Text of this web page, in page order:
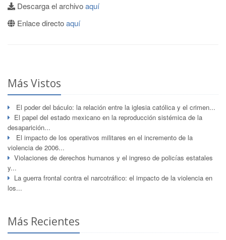
Descarga el archivoaquí
Enlace directoaquí
Más Vistos
El poder del báculo: la relación entre la iglesia católica y el crimen...
El papel del estado mexicano en la reproducción sistémica de la
desaparición...
El impacto de los operativos militares en el incremento de la
violencia de 2006...
Violaciones de derechos humanos y el ingreso de policías estatales
y...
La guerra frontal contra el narcotráfico: el impacto de la violencia en
los...
Más Recientes